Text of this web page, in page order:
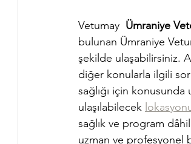
Vetumay Ümraniye
bulunan Ümraniye
şekilde ulaşabilirsiniz.
diğer konularla ilgili
sağlığı için konusunda
ulaşılabilecek
sağlık ve program
uzman ve profesyonel